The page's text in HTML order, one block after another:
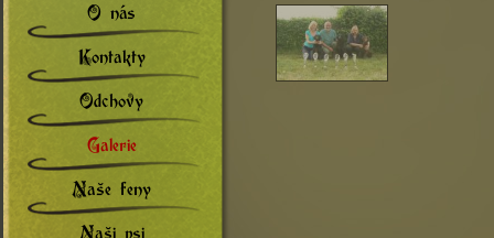
O nás
Kontakty
Odchovy
Galerie
Naše feny